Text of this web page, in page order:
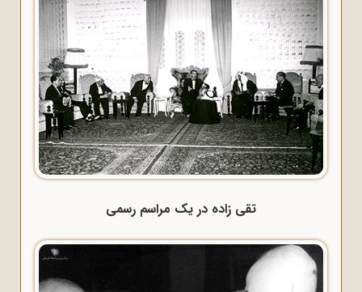
تقی زاده در یک مراسم رسمی